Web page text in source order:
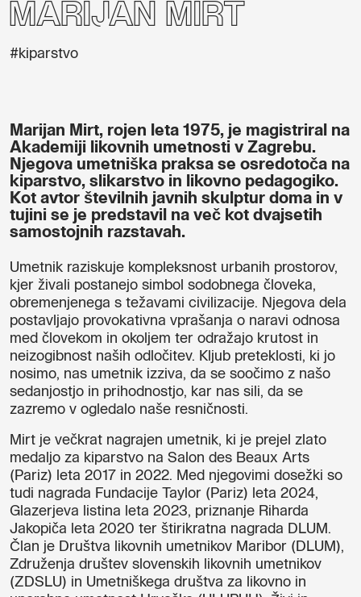
Marijan Mirt
#kiparstvo
Marijan Mirt, rojen leta 1975, je magistriral na
Akademiji likovnih umetnosti v Zagrebu.
Njegova umetniška praksa se osredotoča na
kiparstvo, slikarstvo in likovno pedagogiko.
Kot avtor številnih javnih skulptur doma in v
tujini se je predstavil na več kot dvajsetih
samostojnih razstavah.
Umetnik raziskuje kompleksnost urbanih prostorov,
kjer živali postanejo simbol sodobnega človeka,
obremenjenega s težavami civilizacije. Njegova dela
postavljajo provokativna vprašanja o naravi odnosa
med človekom in okoljem ter odražajo krutost in
neizogibnost naših odločitev. Kljub preteklosti, ki jo
nosimo, nas umetnik izziva, da se soočimo z našo
sedanjostjo in prihodnostjo, kar nas sili, da se
zazremo v ogledalo naše resničnosti.
Mirt je večkrat nagrajen umetnik, ki je prejel zlato
medaljo za kiparstvo na Salon des Beaux Arts
(Pariz) leta 2017 in 2022. Med njegovimi dosežki so
tudi nagrada Fundacije Taylor (Pariz) leta 2024,
Glazerjeva listina leta 2023, priznanje Riharda
Jakopiča leta 2020 ter štirikratna nagrada DLUM.
Član je Društva likovnih umetnikov Maribor (DLUM),
Združenja društev slovenskih likovnih umetnikov
(ZDSLU) in Umetniškega društva za likovno in